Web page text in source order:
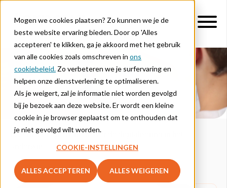
Mogen we cookies plaatsen? Zo kunnen we je de
beste website ervaring bieden. Door op 'Alles
accepteren' te klikken, ga je akkoord met het gebruik
van alle cookies zoals omschreven in ons
cookiebeleid. Zo verbeteren we je surfervaring en
helpen onze dienstverlening te optimaliseren.
Als je weigert, zal je informatie niet worden gevolgd
bij je bezoek aan deze website. Er wordt een kleine
cookie in je browser geplaatst om te onthouden dat
je niet gevolgd wilt worden.
COOKIE-INSTELLINGEN
ALLES ACCEPTEREN ALLES WEIGEREN
Blog
Lees hier blogberichten over de digitalisering in het